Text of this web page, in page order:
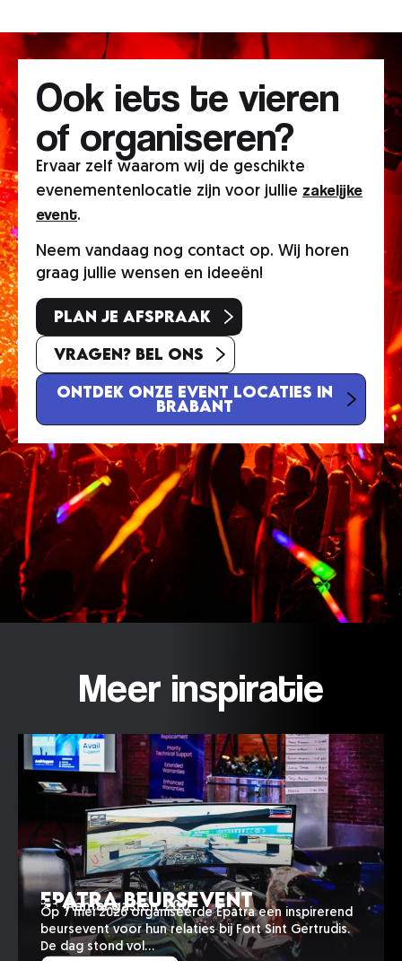
Ook iets te vieren
of organiseren?
Ervaar zelf waarom wij de geschikte
evenementenlocatie zijn voor jullie zakelijke
event.
Neem vandaag nog contact op. Wij horen
graag jullie wensen en ideeën!
Plan je afspraak
Vragen? Bel ons
Ontdek onze event locaties in
Brabant
Meer inspiratie
Epatra beursevent
Aantal gasten: 200
Op 7 mei 2026 organiseerde Epatra een inspirerend
beursevent voor hun relaties bij Fort Sint Gertrudis.
De dag stond vol…